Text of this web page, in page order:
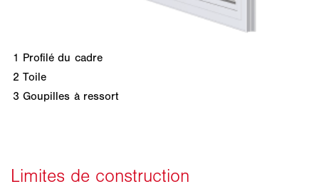
1 Profilé du cadre
2 Toile
3 Goupilles à ressort